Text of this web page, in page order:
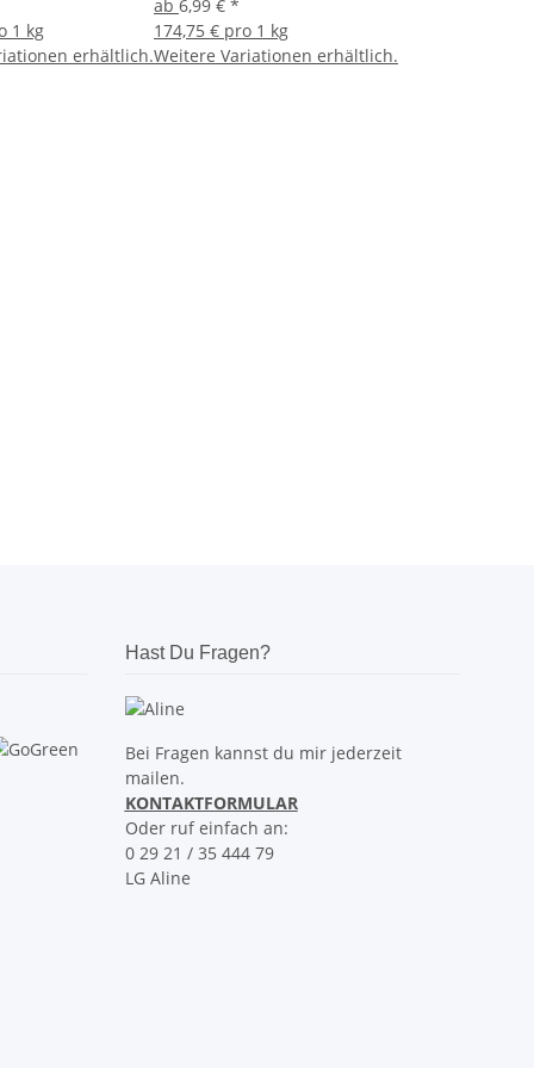
1 kg
erhältlich.
ab 6,99 € *
174,75 € pro 1 kg
Weitere Variationen erhältlich.
Hast Du Fragen?
Bei Fragen kannst du mir jederzeit
mailen.
KONTAKTFORMULAR
Oder ruf einfach an:
0 29 21 / 35 444 79
LG Aline